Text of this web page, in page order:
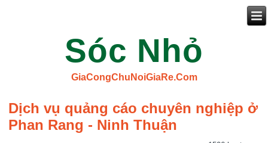
Sóc Nhỏ
GiaCongChuNoiGiaRe.Com
Dịch vụ quảng cáo chuyên nghiệp ở
Phan Rang - Ninh Thuận